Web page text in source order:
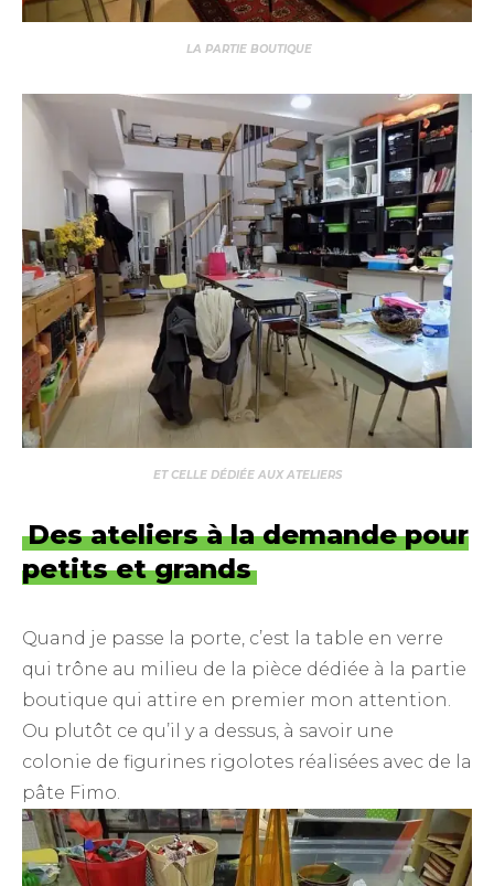
LA PARTIE BOUTIQUE
ET CELLE DÉDIÉE AUX ATELIERS
Des ateliers à la demande pour
petits et grands
Quand je passe la porte, c’est la table en verre
qui trône au milieu de la pièce dédiée à la partie
boutique qui attire en premier mon attention.
Ou plutôt ce qu’il y a dessus, à savoir une
colonie de figurines rigolotes réalisées avec de la
pâte Fimo.